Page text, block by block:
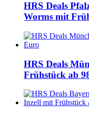
HRS Deals
Worms mit
HRS Deals
Frühstück ab